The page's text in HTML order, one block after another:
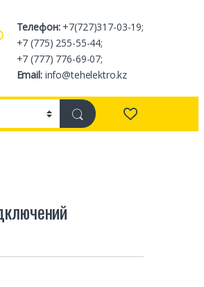
Телефон:+7(727)317-03-19;
+7 (775) 255-55-44;
+7 (777) 776-69-07;
Email:info@tehelektro.kz